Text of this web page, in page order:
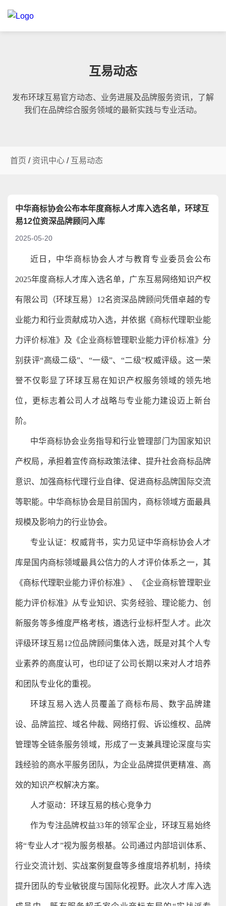
互易动态
发布环球互易官方动态、业务进展及品牌服务资讯，了解
我们在品牌综合服务领域的最新实践与专业活动。
首页 / 资讯中心 / 互易动态
中华商标协会公布本年度商标人才库入选名单，环球互
易12位资深品牌顾问入库
2025-05-20
近日，中华商标协会人才与教育专业委员会公布
2025年度商标人才库入选名单，广东互易网络知识产权
有限公司（环球互易）12名资深品牌顾问凭借卓越的专
业能力和行业贡献成功入选，并依据《商标代理职业能
力评价标准》及《企业商标管理职业能力评价标准》分
别获评“高级二级”、“一级”、“二级”权威评级。这一荣
誉不仅彰显了环球互易在知识产权服务领域的领先地
位，更标志着公司人才战略与专业能力建设迈上新台
阶。
中华商标协会业务指导和行业管理部门为国家知识
产权局，承担着宣传商标政策法律、提升社会商标品牌
意识、加强商标代理行业自律、促进商标品牌国际交流
等职能。中华商标协会是目前国内，商标领域方面最具
规模及影响力的行业协会。
专业认证：权威背书，实力见证中华商标协会人才
库是国内商标领域最具公信力的人才评价体系之一，其
《商标代理职业能力评价标准》、《企业商标管理职业
能力评价标准》从专业知识、实务经验、理论能力、创
新服务等多维度严格考核，遴选行业标杆型人才。此次
评级环球互易12位品牌顾问集体入选，既是对其个人专
业素养的高度认可，也印证了公司长期以来对人才培养
和团队专业化的重视。
环球互易入选人员覆盖了商标布局、数字品牌建
设、品牌监控、域名仲裁、网络打假、诉讼维权、品牌
管理等全链条服务领域，形成了一支兼具理论深度与实
践经验的高水平服务团队，为企业品牌提供更精准、高
效的知识产权解决方案。
人才驱动：环球互易的核心竞争力
作为专注品牌权益33年的领军企业，环球互易始终
将“专业人才”视为服务根基。公司通过内部培训体系、
行业交流计划、实战案例复盘等多维度培养机制，持续
提升团队的专业敏锐度与国际化视野。此次人才库入选